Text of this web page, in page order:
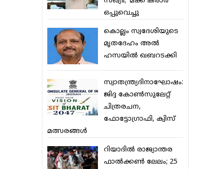
ഒപ്പുവെച്ചു
കൊല്ലം സ്വദേശിയുടെ
മൃതദേഹം അല്‍
ഹസയില്‍ ഖബറടക്കി
സ്വാതന്ത്ര്യദിനാഘോഷം:
ജിദ്ദ കോണ്‍സുലേറ്റ്
ചിത്രരചന,
ഫോട്ടോഗ്രാഫി, ക്വിസ്
മത്സരങ്ങള്‍
റിയാദില്‍ രാജ്യാന്തര
ഫാല്‍ക്കണ്‍ ലേലം; 25